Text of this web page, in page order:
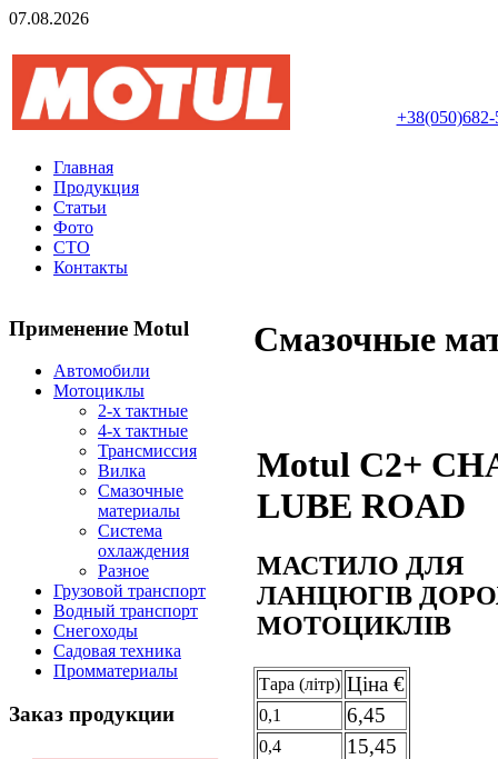
07.08.2026
+38(050)682-
Главная
Продукция
Статьи
Фото
СТО
Контакты
Применение Motul
Автомобили
Мотоциклы
2-х тактные
4-х тактные
Трансмиссия
Вилка
Смазочные
материалы
Система
охлаждения
Разное
Грузовой транспорт
Водный транспорт
Снегоходы
Садовая техника
Промматериалы
Заказ продукции
Смазочные
Motul C2+
LUBE ROAD
МАСТИЛО ДЛЯ
ЛАНЦЮГІВ
МОТОЦИКЛІВ
Тара (лiтр) Цiна €
0,1 6,45
0,4 15,45